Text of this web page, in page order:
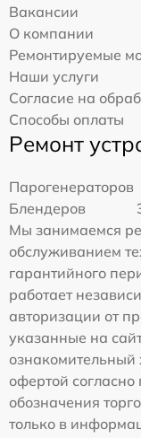
Вакансии
О компании
Ремонтируемые
Наши услуги
Согласие на
Способы оплаты
Ремонт
Парогенераторов
Блендеров
Мы занимаемся
обслуживанием
гарантийного
работает
авторизации от
указанные на
ознакомительный
офертой
обозначения
только в